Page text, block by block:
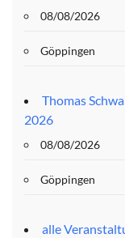
08/08/2026
Göppingen
Thomas
2026
08/08/2026
Göppingen
alle